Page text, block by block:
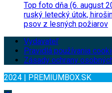
Top foto dňa (6. august
ruský letecký útok,
psov z lesných požiarov
Vydavateľ
Pravidlá používania
Zásady ochrany
2024 | PREMIUMBOX.SK